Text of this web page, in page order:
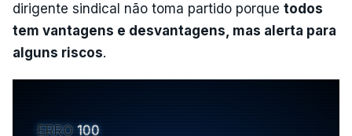
dirigente sindical não toma partido porque todos
tem vantagens e desvantagens, mas alerta para
alguns riscos.
ERRO 100